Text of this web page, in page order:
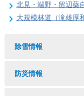
北見・端野・留辺蘂
大規模林道（滝雄厚
除雪情報
防災情報